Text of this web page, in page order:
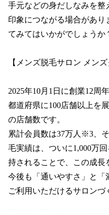
手元などの身だしなみを整
印象につながる場合があ
てみてはいかがでしょうか
【メンズ脱毛サロン メン
2025年10月1日に創業12周
都道府県に100店舗以上を
の店舗数です。
累計会員数は37万人※3、
毛実績は、ついに1,000万
持されることで、この成長
今後も「通いやすさ」と「
ご利用いただけるサロンづ